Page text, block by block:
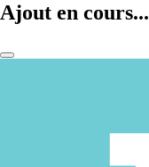
Ajout en cours...